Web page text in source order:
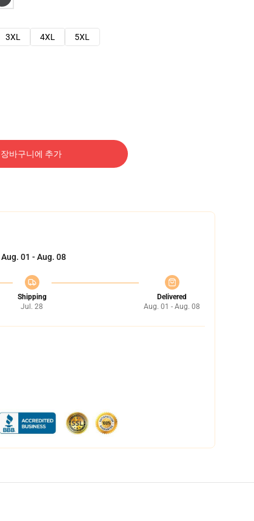
3XL 4XL
5XL
장바구니에 추가
Aug. 01 - Aug. 08
Shipping
Jul. 28
Delivered
Aug. 01 - Aug. 08